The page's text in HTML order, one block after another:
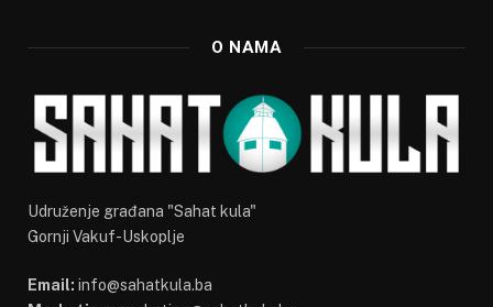
O NAMA
Udruženje građana "Sahat kula"
Gornji Vakuf-Uskoplje
Email: info@sahatkula.ba